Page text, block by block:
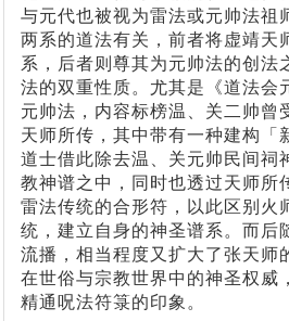
与元代也被视为雷法或元帅法祖
两系的道法有关，前者将虚靖天
系，后者则尊其为元帅法的创法
法的双重性质。尤其是《道法会
元帅法，内容标榜温、关二帅曾
天师所传，其中带有一种建构「
道士借此除去温、关元帅民间祠
教神谱之中，同时也透过天师所
雷法传统的合形符，以此区别火
统，建立自身的神圣谱系。而后
流播，相当程度又扩大了张天师
在世俗与宗教世界中的神圣权威
精通呪法符箓的印象。